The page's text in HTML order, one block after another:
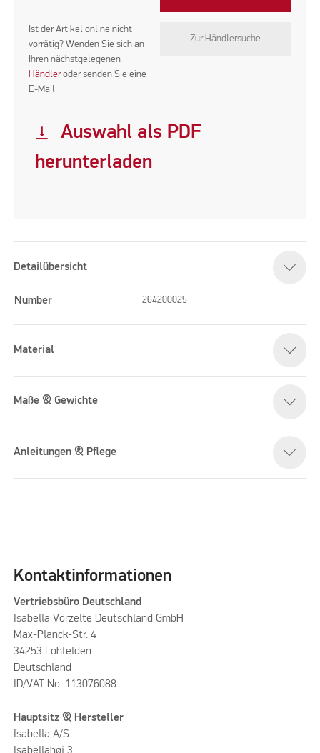
Ist der Artikel online nicht
vorrätig? Wenden Sie sich an
Ihren nächstgelegenen
Händleroder senden Sie eine
E-Mail
Zur Händlersuche
vertical_align_bottom
Auswahl als PDF
herunterladen
Detailübersicht
Number 264200025
Material
Maße & Gewichte
Anleitungen & Pflege
Kontaktinformationen
Vertriebsbüro Deutschland
Isabella Vorzelte Deutschland GmbH
Max-Planck-Str. 4
34253 Lohfelden
Deutschland
ID/VAT No. 113076088
Hauptsitz & Hersteller
Isabella A/S
Isabellahøj 3